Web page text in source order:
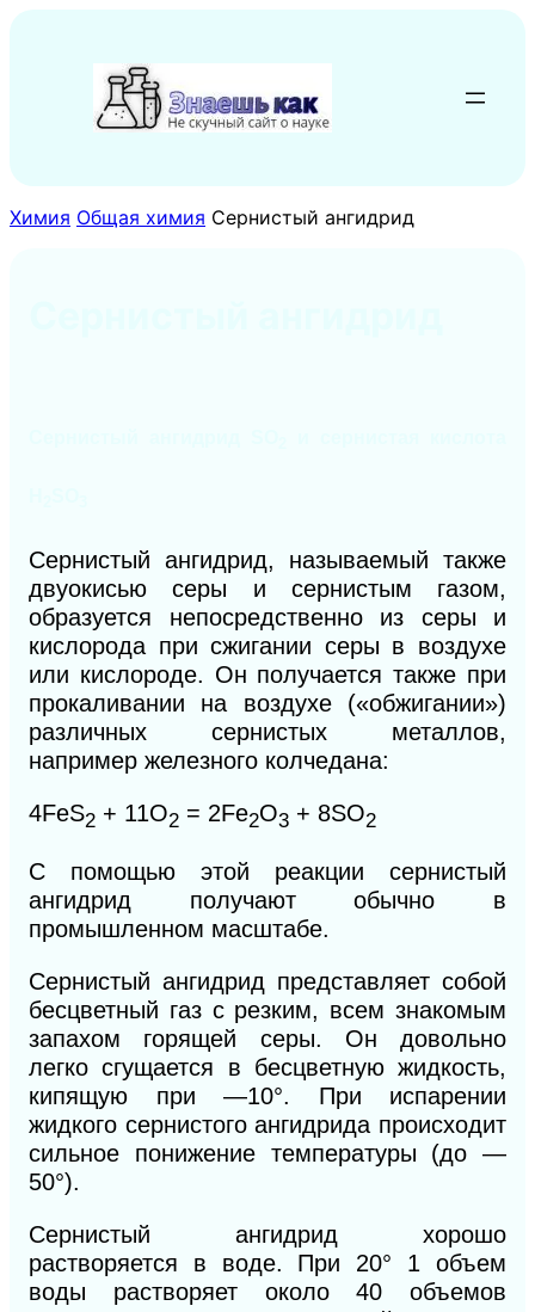
содержимому
Химия Общая химия Сернистый ангидрид
Сернистый ангидрид, называемый также
двуокисью серы и сернистым газом,
образуется непосредственно из серы и
кислорода при сжигании серы в воздухе
или кислороде. Он получается также при
прокаливании на воздухе («обжигании»)
различных сернистых металлов,
например железного колчедана:
4FeS2 + 11O2 = 2Fe2O3 + 8SO2
С помощью этой реакции сернистый
ангидрид получают обычно в
промышленном масштабе.
Сернистый ангидрид представляет собой
бесцветный газ с резким, всем знакомым
запахом горящей серы. Он довольно
легко сгущается в бесцветную жидкость,
кипящую при —10°. При испарении
жидкого сернистого ангидрида происходит
сильное понижение температуры (до —
50°).
Сернистый ангидрид хорошо
растворяется в воде. При 20° 1 объем
воды растворяет около 40 объемов